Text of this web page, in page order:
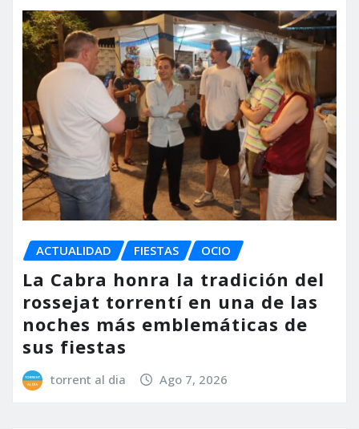
ACTUALIDAD FIESTAS OCIO
La Cabra honra la tradición del
rossejat torrentí en una de las
noches más emblemáticas de
sus fiestas
torrent al dia Ago 7, 2026